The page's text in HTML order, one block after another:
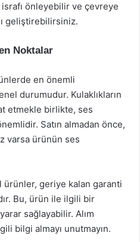
önleyebilir ve çevreye
geliştirebilirsiniz.
Noktalar
en önemli
durumudur. Kulaklıkların
etmekle birlikte, ses
Satın almadan önce,
varsa ürünün ses
ürünler, geriye kalan garanti
Bu, ürün ile ilgili bir
sağlayabilir. Alım
bilgi almayı unutmayın.